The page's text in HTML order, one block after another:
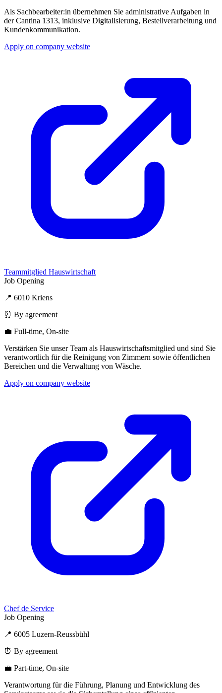
Als Sachbearbeiter:in übernehmen Sie administrative Aufgaben in
der Cantina 1313, inklusive Digitalisierung, Bestellverarbeitung und
Kundenkommunikation.
Apply on company website
Teammitglied Hauswirtschaft
Job Opening
📍 6010 Kriens
⏰ By agreement
💼 Full-time, On-site
Verstärken Sie unser Team als Hauswirtschaftsmitglied und sind Sie
verantwortlich für die Reinigung von Zimmern sowie öffentlichen
Bereichen und die Verwaltung von Wäsche.
Apply on company website
Chef de Service
Job Opening
📍 6005 Luzern-Reussbühl
⏰ By agreement
💼 Part-time, On-site
Verantwortung für die Führung, Planung und Entwicklung des